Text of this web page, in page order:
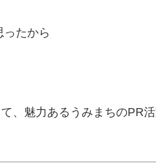
たから
、魅力あるうみまちのPR